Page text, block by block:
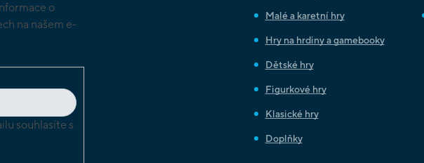
o
na našem e-
souhlasíte s
Malé a karetní hry
Hry na hrdiny a gamebooky
Dětské hry
Figurkové hry
Klasické hry
Doplňky